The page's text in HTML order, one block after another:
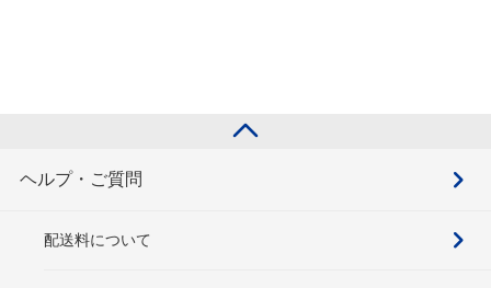
ヘルプ・ご質問
配送料について